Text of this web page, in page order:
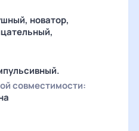
новатор,
совместимости: